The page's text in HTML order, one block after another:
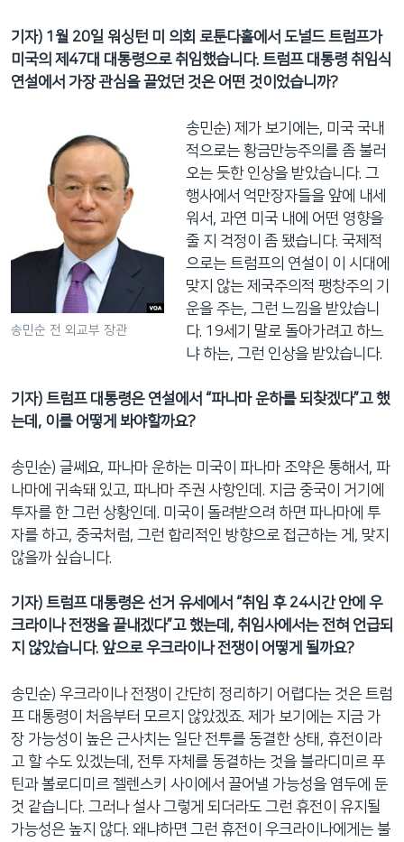
기자) 1월 20일 워싱턴 미 의회 로툰다홀에서 도널드 트럼프가
미국의 제47대 대통령으로 취임했습니다. 트럼프 대통령 취임식
연설에서 가장 관심을 끌었던 것은 어떤 것이었습니까?
송민순 전 외교부 장관
송민순) 제가 보기에는, 미국 국내
적으로는 황금만능주의를 좀 불러
오는 듯한 인상을 받았습니다. 그
행사에서 억만장자들을 앞에 내세
워서, 과연 미국 내에 어떤 영향을
줄 지 걱정이 좀 됐습니다. 국제적
으로는 트럼프의 연설이 이 시대에
맞지 않는 제국주의적 팽창주의 기
운을 주는, 그런 느낌을 받았습니
다. 19세기 말로 돌아가려고 하느
냐 하는, 그런 인상을 받았습니다.
기자) 트럼프 대통령은 연설에서 “파나마 운하를 되찾겠다”고 했
는데, 이를 어떻게 봐야할까요?
송민순) 글쎄요, 파나마 운하는 미국이 파나마 조약은 통해서, 파
나마에 귀속돼 있고, 파나마 주권 사항인데. 지금 중국이 거기에
투자를 한 그런 상황인데. 미국이 돌려받으려 하면 파나마에 투
자를 하고, 중국처럼, 그런 합리적인 방향으로 접근하는 게, 맞지
않을까 싶습니다.
기자) 트럼프 대통령은 선거 유세에서 “취임 후 24시간 안에 우
크라이나 전쟁을 끝내겠다”고 했는데, 취임사에서는 전혀 언급되
지 않았습니다. 앞으로 우크라이나 전쟁이 어떻게 될까요?
송민순) 우크라이나 전쟁이 간단히 정리하기 어렵다는 것은 트럼
프 대통령이 처음부터 모르지 않았겠죠. 제가 보기에는 지금 가
장 가능성이 높은 근사치는 일단 전투를 동결한 상태, 휴전이라
고 할 수도 있겠는데, 전투 자체를 동결하는 것을 블라디미르 푸
틴과 볼로디미르 젤렌스키 사이에서 끌어낼 가능성을 염두에 둔
것 같습니다. 그러나 설사 그렇게 되더라도 그런 휴전이 유지될
가능성은 높지 않다. 왜냐하면 그런 휴전이 우크라이나에게는 불